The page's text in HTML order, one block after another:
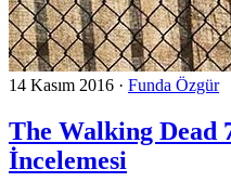
14 Kasım 2016 · Funda Özgür
The Walking Dead
İncelemesi